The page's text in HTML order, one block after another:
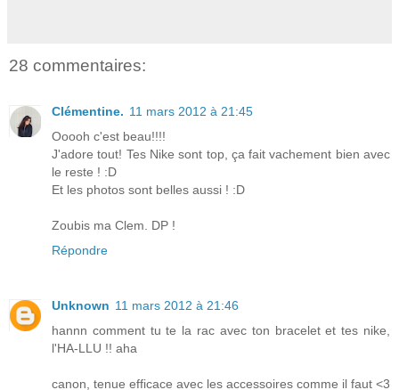
28 commentaires:
Clémentine. 11 mars 2012 à 21:45
Ooooh c'est beau!!!!
J'adore tout! Tes Nike sont top, ça fait vachement bien avec
le reste ! :D
Et les photos sont belles aussi ! :D
Zoubis ma Clem. DP !
Répondre
Unknown 11 mars 2012 à 21:46
hannn comment tu te la rac avec ton bracelet et tes nike,
l'HA-LLU !! aha
canon, tenue efficace avec les accessoires comme il faut <3